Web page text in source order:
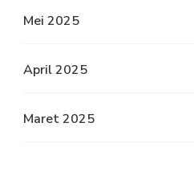
Mei 2025
April 2025
Maret 2025